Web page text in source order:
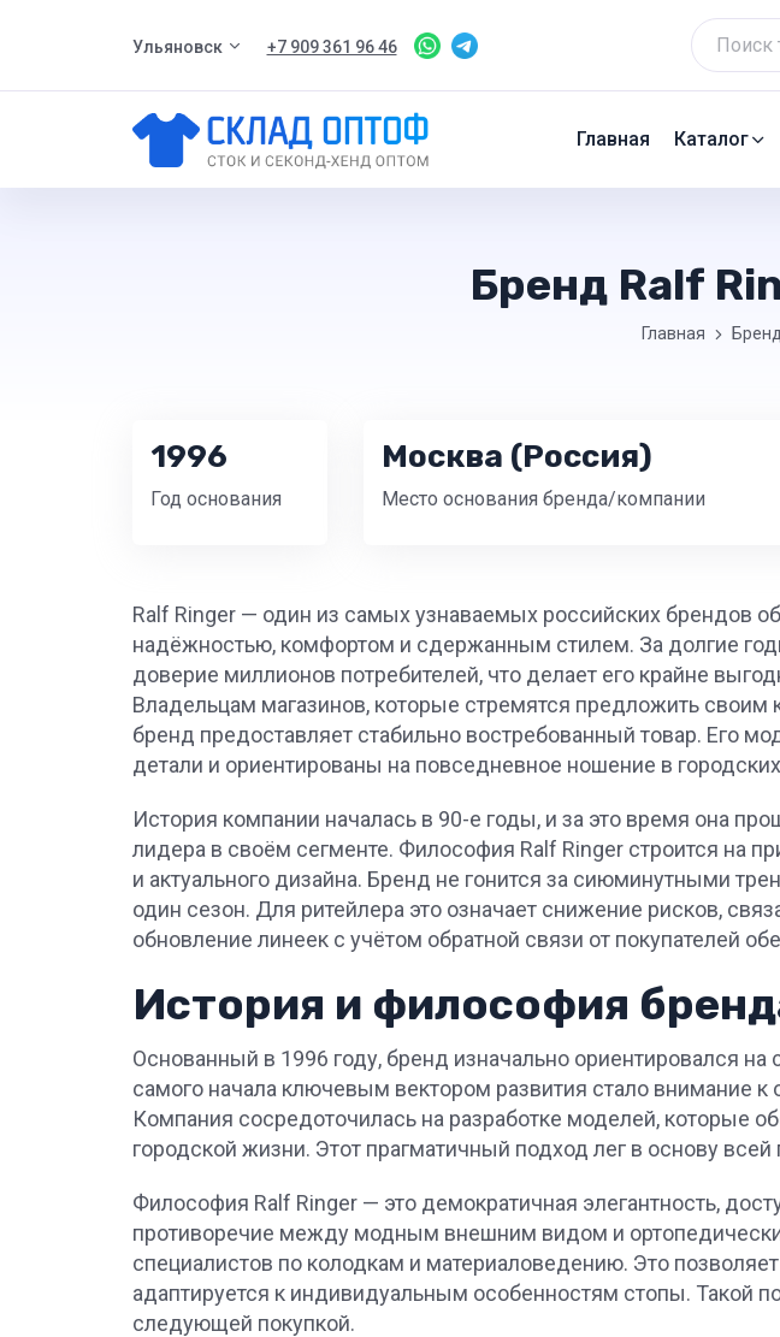
Ульяновск +7 909 361 96 46
Главная Каталог
Бренд Ralf
Главная
1996
Год основания
Москва (Россия)
Место основания бренда/компании
Ralf Ringer — один из самых узнаваемых российских брендов
надёжностью, комфортом и сдержанным стилем. За долгие
доверие миллионов потребителей, что делает его крайне
Владельцам магазинов, которые стремятся предложить своим
бренд предоставляет стабильно востребованный товар. Его
детали и ориентированы на повседневное ношение в
История компании началась в 90-е годы, и за это время она
лидера в своём сегменте. Философия Ralf Ringer строится на
и актуального дизайна. Бренд не гонится за сиюминутными
один сезон. Для ритейлера это означает снижение рисков,
обновление линеек с учётом обратной связи от покупателей
История и философия
Основанный в 1996 году, бренд изначально ориентировался
самого начала ключевым вектором развития стало внимание к
Компания сосредоточилась на разработке моделей, которые
городской жизни. Этот прагматичный подход лег в основу
Философия Ralf Ringer — это демократичная элегантность,
противоречие между модным внешним видом и
специалистов по колодкам и материаловедению. Это
адаптируется к индивидуальным особенностям стопы. Такой
следующей покупкой.